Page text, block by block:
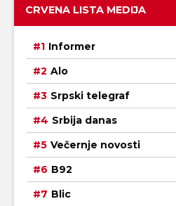
CRVENA LISTA MEDIJA
Informer
Alo
Srpski telegraf
Srbija danas
Večernje novosti
B92
Blic